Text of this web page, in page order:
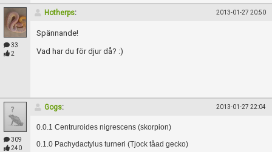
33
2
Hotherps: 2013-01-27 20:50
Spännande!
Vad har du för djur då? :)
309
240
Gogs: 2013-01-27 22:04
0.0.1 Centruroides nigrescens (skorpion)
0.1.0 Pachydactylus turneri (Tjock tåad gecko)